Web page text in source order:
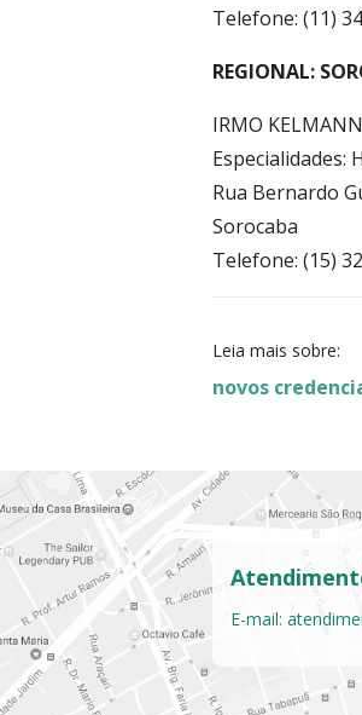
Telefone: (11)
REGIONAL:
IRMO
Especialidades:
Rua Bernardo
Sorocaba
Telefone: (15)
Leia mais sobre:
novos
E-mail: